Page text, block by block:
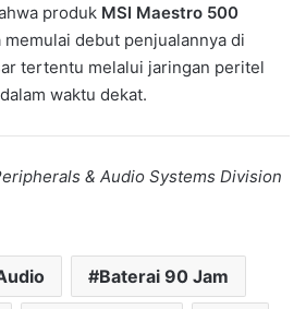
produk MSI Maestro 500
memulai debut penjualannya di
tertentu melalui jaringan peritel
waktu dekat.
& Audio Systems Division
Baterai 90 Jam